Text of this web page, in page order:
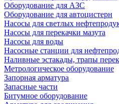
Оборудование для АЗС
Оборудование для автоцистерн
Насосы для светлых
Насосы для перекачки мазута
Насосы для воды
Насосные станции для
Наливные эстакады, трапы
Метрологическое оборудование
Запорная арматура
Запасные части
Битумное оборудование